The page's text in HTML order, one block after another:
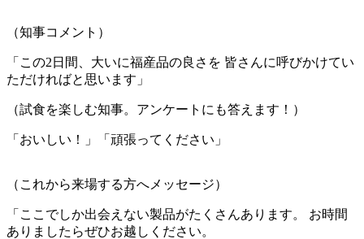
（知事コメント）
「この2日間、大いに福産品の良さを 皆さんに呼びかけてい
ただければと思います」
（試食を楽しむ知事。アンケートにも答えます！）
「おいしい！」「頑張ってください」
（これから来場する方へメッセージ）
「ここでしか出会えない製品がたくさんあります。 お時間
ありましたらぜひお越しください。